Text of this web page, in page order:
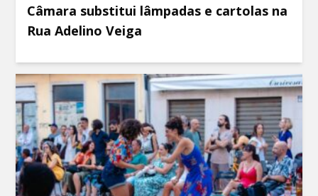
Câmara substitui lâmpadas e cartolas na
Rua Adelino Veiga